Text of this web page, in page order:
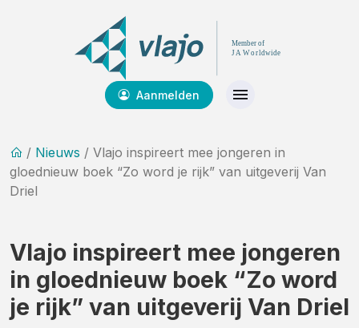
Aanmelden
/ Nieuws / Vlajo inspireert mee jongeren in
gloednieuw boek “Zo word je rijk” van uitgeverij Van
Driel
Vlajo inspireert mee jongeren
in gloednieuw boek “Zo word
je rijk” van uitgeverij Van Driel